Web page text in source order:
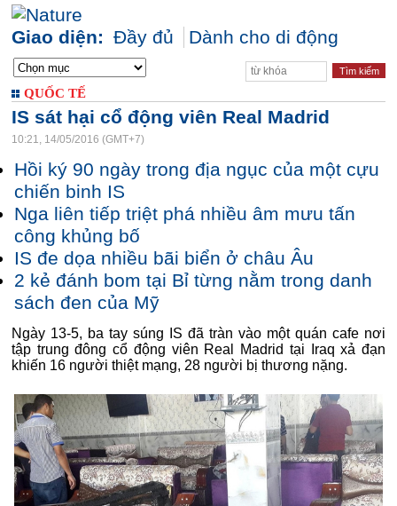
Giao diện: Đầy đủ Dành cho di động
QUỐC TẾ
IS sát hại cổ động viên Real Madrid
10:21, 14/05/2016 (GMT+7)
Hồi ký 90 ngày trong địa ngục của một cựu
chiến binh IS
Nga liên tiếp triệt phá nhiều âm mưu tấn
công khủng bố
IS đe dọa nhiều bãi biển ở châu Âu
2 kẻ đánh bom tại Bỉ từng nằm trong danh
sách đen của Mỹ
Ngày 13-5, ba tay súng IS đã tràn vào một quán cafe nơi
tập trung đông cổ động viên Real Madrid tại Iraq xả đạn
khiến 16 người thiệt mạng, 28 người bị thương nặng.